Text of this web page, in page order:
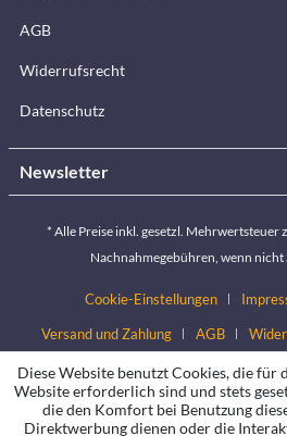
AGB
Widerrufsrecht
Datenschutz
Newsletter
* Alle Preise inkl. gesetzl. Mehrwertsteuer
Nachnahmegebühren, wenn nicht
Cookie-Einstellungen
Versand und Zahlung
AGB
Diese Website benutzt Cookies, die für
Website erforderlich sind und stets
die den Komfort bei Benutzung
Direktwerbung dienen oder die